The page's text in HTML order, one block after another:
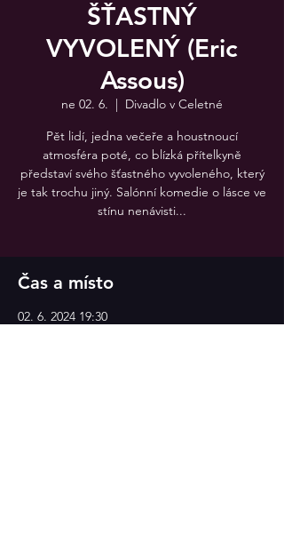
ŠŤASTNÝ
VYVOLENÝ (Eric
Assous)
ne 02. 6.
  |
Divadlo v Celetné
Pět lidí, jedna večeře a houstnoucí
atmosféra poté, co blízká přítelkyně
představí svého šťastného vyvoleného, který
je tak trochu jiný. Salónní komedie o lásce ve
stínu nenávisti...
Čas a místo
02. 6. 2024 19:30